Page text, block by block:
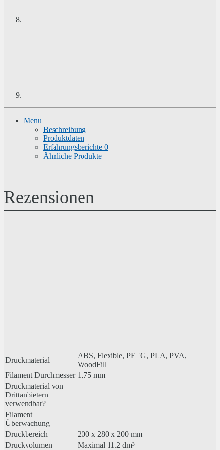
Menu
Beschreibung
Produktdaten
Erfahrungsberichte 0
Ähnliche Produkte
Rezensionen
Druckmaterial
ABS, Flexible, PETG, PLA, PVA,
WoodFill
Filament Durchmesser 1,75 mm
Druckmaterial von
Drittanbietern
verwendbar?
Filament
Überwachung
Druckbereich
200 x 280 x 200 mm
Druckvolumen
Maximal 11.2 dm³